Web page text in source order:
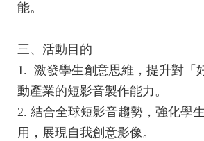
能。
三、活動目的
1. 激發學生創意思維，提升對「
動產業的短影音製作能力。
2. 結合全球短影音趨勢，強化學
用，展現自我創意影像。